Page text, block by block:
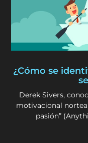
¿Cómo se
Derek Sivers,
motivacional
pasión”